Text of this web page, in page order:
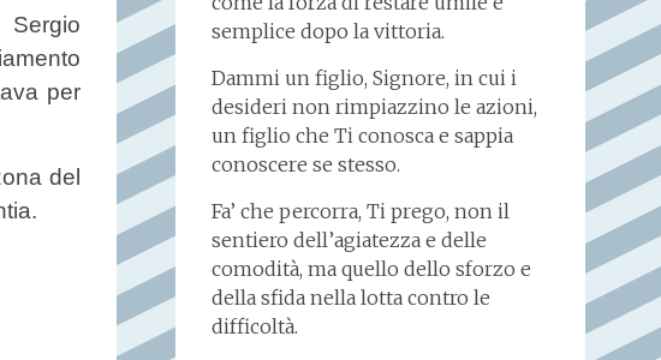
per
del
semplice dopo la vittoria.
Dammi un figlio, Signore, in cui i
desideri non rimpiazzino le azioni,
un figlio che Ti conosca e sappia
conoscere se stesso.
Fa’ che percorra, Ti prego, non il
sentiero dell’agiatezza e delle
comodità, ma quello dello sforzo e
della sfida nella lotta contro le
difficoltà.